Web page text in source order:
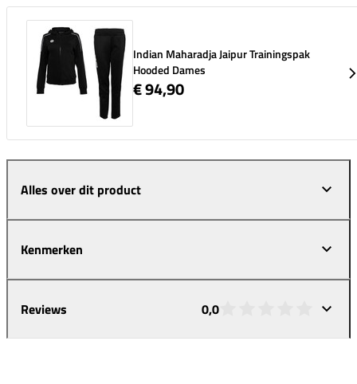
Indian Maharadja Jaipur Trainingspak
Hooded Dames
€ 94,90
Alles over dit product
Kenmerken
Reviews 0,0